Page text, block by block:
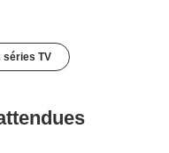
séries TV